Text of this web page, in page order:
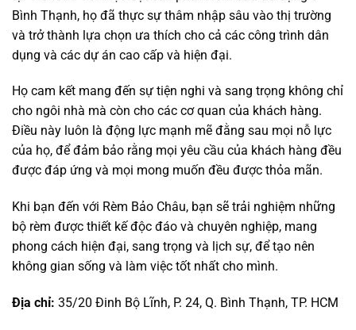
Bình Thạnh, họ đã thực sự thâm nhập sâu vào thị trường
và trở thành lựa chọn ưa thích cho cả các công trình dân
dụng và các dự án cao cấp và hiện đại.
Họ cam kết mang đến sự tiện nghi và sang trọng không chỉ
cho ngôi nhà mà còn cho các cơ quan của khách hàng.
Điều này luôn là động lực mạnh mẽ đằng sau mọi nỗ lực
của họ, để đảm bảo rằng mọi yêu cầu của khách hàng đều
được đáp ứng và mọi mong muốn đều được thỏa mãn.
Khi bạn đến với Rèm Bảo Châu, bạn sẽ trải nghiệm những
bộ rèm được thiết kế độc đáo và chuyên nghiệp, mang
phong cách hiện đại, sang trọng và lịch sự, để tạo nên
không gian sống và làm việc tốt nhất cho mình.
Địa chỉ: 35/20 Đinh Bộ Lĩnh, P. 24, Q. Bình Thạnh, TP. HCM